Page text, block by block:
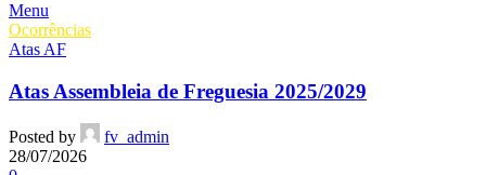
Menu
Ocorrências
Atas AF
Atas Assembleia de Freguesia 2025/2029
Posted by
fv_admin
28/07/2026